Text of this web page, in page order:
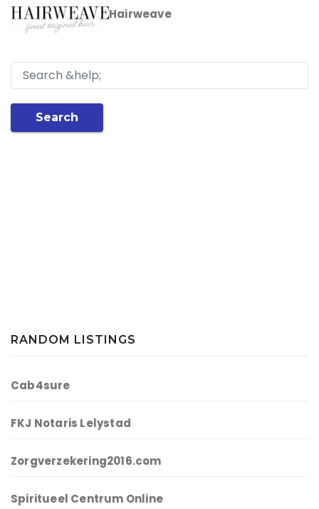
Hairweave
Search
RANDOM LISTINGS
Cab4sure
FKJ Notaris Lelystad
Zorgverzekering2016.com
Spiritueel Centrum Online